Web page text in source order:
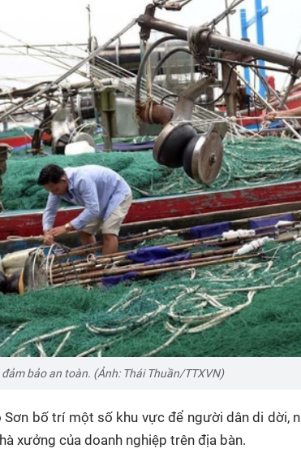
bảo an toàn. (Ảnh: Thái Thuần/TTXVN)
Sơn bố trí một số khu vực để người dân di dời,
xưởng của doanh nghiệp trên địa bàn.